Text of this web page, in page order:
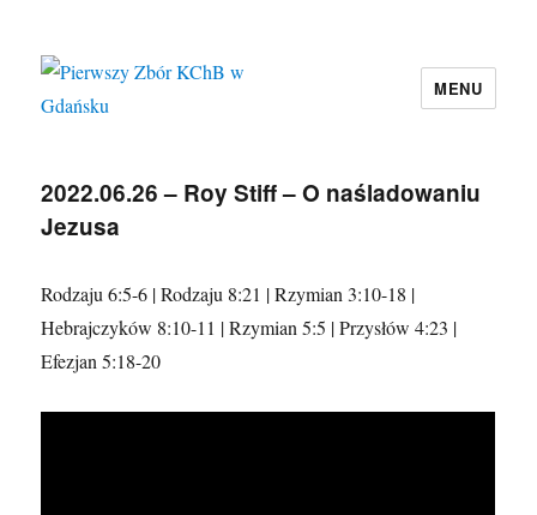
MENU
2022.06.26 – Roy Stiff – O naśladowaniu
Jezusa
Rodzaju 6:5-6 | Rodzaju 8:21 | Rzymian 3:10-18 |
Hebrajczyków 8:10-11 | Rzymian 5:5 | Przysłów 4:23 |
Efezjan 5:18-20